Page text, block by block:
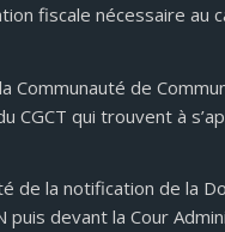
fiscale nécessaire au
Communauté de
CGCT qui trouvent à
de la notification de la
devant la Cour